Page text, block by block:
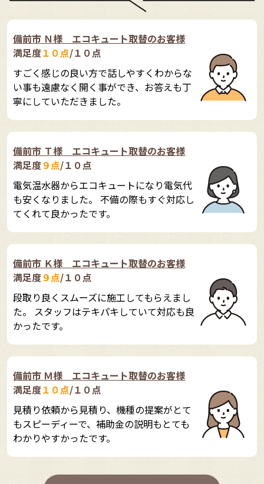
備前市 Ｎ様 エコキュート取替のお客様
満足度１０点/１０点
すごく感じの良い方で話しやすくわからな
い事も遠慮なく開く事ができ、お答えも丁
寧にしていただきました。
備前市 Ｔ様 エコキュート取替のお客様
満足度９点/１０点
電気温水器からエコキュートになり電気代
も安くなりました。 不備の際もすぐ対応し
てくれて良かったです。
備前市 Ｋ様 エコキュート取替のお客様
満足度９点/１０点
段取り良くスムーズに施工してもらえまし
た。 スタッフはテキパキしていて対応も良
かったです。
備前市 Ｍ様 エコキュート取替のお客様
満足度１０点/１０点
見積り依頼から見積り、機種の提案がとて
もスピーディーで、補助金の説明もとても
わかりやすかったです。